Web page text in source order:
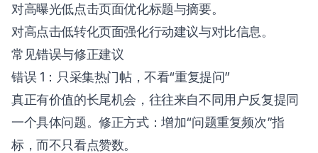
对高曝光低点击页面优化标题与摘要。
对高点击低转化页面强化行动建议与对比信息。
常见错误与修正建议
错误 1：只采集热门帖，不看“重复提问”
真正有价值的长尾机会，往往来自不同用户反复提同
一个具体问题。修正方式：增加“问题重复频次”指
标，而不只看点赞数。